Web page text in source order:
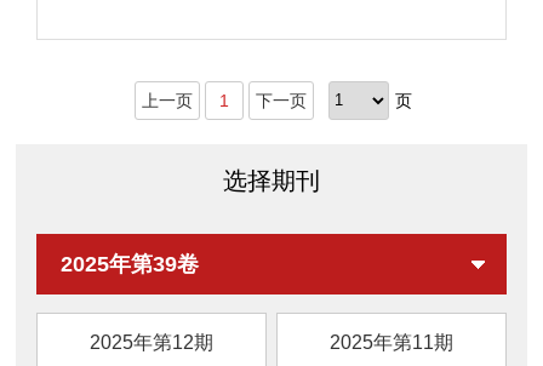
品风味的影响因素，并介绍质谱技术、脂质组
结改良肉品风味的途径，以期为提高肉品品质
上一页 1 下一页 页
选择期刊
2025年第39卷
2025年第12期 2025年第11期